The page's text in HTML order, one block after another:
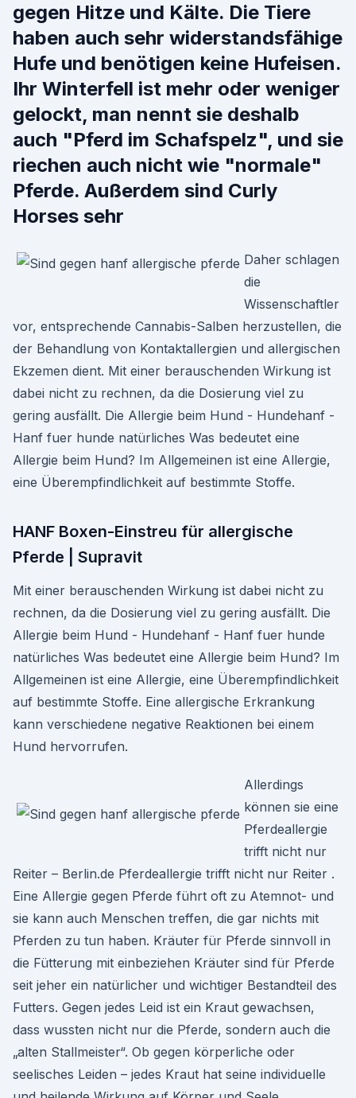
gegen Hitze und Kälte. Die Tiere
haben auch sehr widerstandsfähige
Hufe und benötigen keine Hufeisen.
Ihr Winterfell ist mehr oder weniger
gelockt, man nennt sie deshalb
auch "Pferd im Schafspelz", und sie
riechen auch nicht wie "normale"
Pferde. Außerdem sind Curly
Horses sehr
Daher schlagen
die
Wissenschaftler
vor, entsprechende Cannabis-Salben herzustellen, die
der Behandlung von Kontaktallergien und allergischen
Ekzemen dient. Mit einer berauschenden Wirkung ist
dabei nicht zu rechnen, da die Dosierung viel zu
gering ausfällt. Die Allergie beim Hund - Hundehanf -
Hanf fuer hunde natürliches Was bedeutet eine
Allergie beim Hund? Im Allgemeinen ist eine Allergie,
eine Überempfindlichkeit auf bestimmte Stoffe.
HANF Boxen-Einstreu für allergische
Pferde | Supravit
Mit einer berauschenden Wirkung ist dabei nicht zu
rechnen, da die Dosierung viel zu gering ausfällt. Die
Allergie beim Hund - Hundehanf - Hanf fuer hunde
natürliches Was bedeutet eine Allergie beim Hund? Im
Allgemeinen ist eine Allergie, eine Überempfindlichkeit
auf bestimmte Stoffe. Eine allergische Erkrankung
kann verschiedene negative Reaktionen bei einem
Hund hervorrufen.
Allerdings
können sie eine
Pferdeallergie
trifft nicht nur
Reiter – Berlin.de Pferdeallergie trifft nicht nur Reiter .
Eine Allergie gegen Pferde führt oft zu Atemnot- und
sie kann auch Menschen treffen, die gar nichts mit
Pferden zu tun haben. Kräuter für Pferde sinnvoll in
die Fütterung mit einbeziehen Kräuter sind für Pferde
seit jeher ein natürlicher und wichtiger Bestandteil des
Futters. Gegen jedes Leid ist ein Kraut gewachsen,
dass wussten nicht nur die Pferde, sondern auch die
„alten Stallmeister“. Ob gegen körperliche oder
seelisches Leiden – jedes Kraut hat seine individuelle